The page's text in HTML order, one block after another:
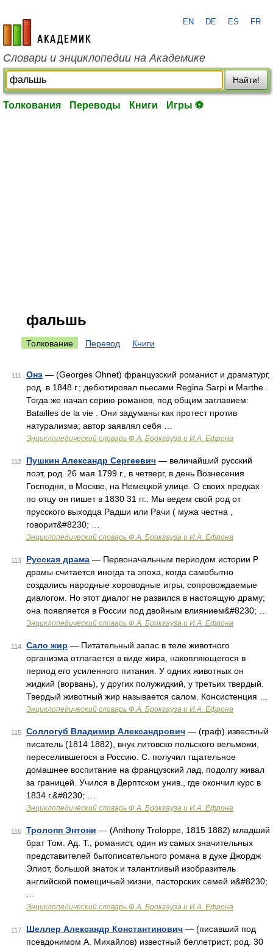
academic.ru
EN DE ES FR
Словари и энциклопедии на Академике
Найти!
Толкования Переводы Книги Игры ⚽
фальшь
Толкование Перевод Книги
111 Онэ — (Georges Ohnet) французский романист и драматург,
род. в 1848 г.; дебютировал пьесами Regina Sarpi и Marthe .
Тогда же начал серию романов, под общим заглавием:
Batailles de la vie . Они задуманы как протест против
натурализма; автор заявлял себя …
Энциклопедический словарь Ф.А. Брокгауза и И.А. Ефрона
112 Пушкин Александр Сергеевич — величайший русский
поэт, род. 26 мая 1799 г., в четверг, в день Вознесения
Господня, в Москве, на Немецкой улице. О своих предках
по отцу он пишет в 1830 31 гг.: Мы ведем свой род от
прусского выходца Радши или Рачи ( мужа честна ,
говорит&#8230; …
Энциклопедический словарь Ф.А. Брокгауза и И.А. Ефрона
113 Русская драма — Первоначальным периодом истории Р.
драмы считается иногда та эпоха, когда самобытно
создались народные хороводные игры, сопровождаемые
диалогом. Но этот диалог не развился в настоящую драму;
она появляется в России под двойным влиянием&#8230; …
Энциклопедический словарь Ф.А. Брокгауза и И.А. Ефрона
114 Сало жир — Питательный запас в теле животного
организма отлагается в виде жира, накопляющегося в
период его усиленного питания. У одних животных он
жидкий (ворвань), у других полужидкий, у третьих твердый.
Твердый животный жир называется салом. Консистенция …
Энциклопедический словарь Ф.А. Брокгауза и И.А. Ефрона
115 Соллогуб Владимир Александрович — (граф) известный
писатель (1814 1882), внук литовско польского вельможи,
переселившегося в Россию. С. получил тщательное
домашнее воспитание на французский лад, подолгу живал
за границей. Учился в Дерптском унив., где окончил курс в
1834 г.&#8230; …
Энциклопедический словарь Ф.А. Брокгауза и И.А. Ефрона
116 Тролопп Энтони — (Anthony Troloppe, 1815 1882) младший
брат Том. Ад. Т., романист, один из самых значительных
представителей бытописательного романа в духе Джордж
Элиот, большой знаток и талантливый изобразитель
английской помещичьей жизни, пасторских семей и&#8230;
Энциклопедический словарь Ф.А. Брокгауза и И.А. Ефрона
117 Шеллер Александр Константинович — (писавший под
псевдонимом А. Михайлов) известный беллетрист; род. 30